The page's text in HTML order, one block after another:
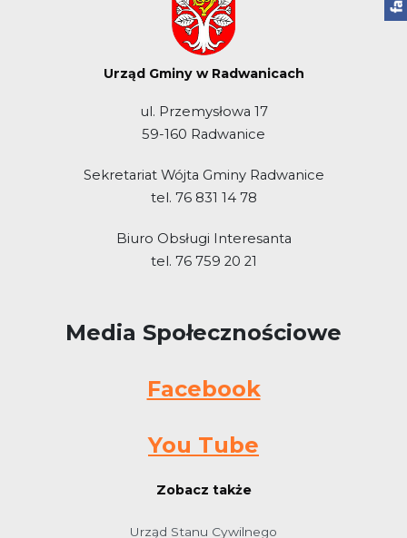
Urząd Gminy w Radwanicach
ul. Przemysłowa 17
59-160 Radwanice
Sekretariat Wójta Gminy Radwanice
tel. 76 831 14 78
Biuro Obsługi Interesanta
tel. 76 759 20 21
Media Społecznościowe
Facebook
You Tube
Zobacz także
Urząd Stanu Cywilnego